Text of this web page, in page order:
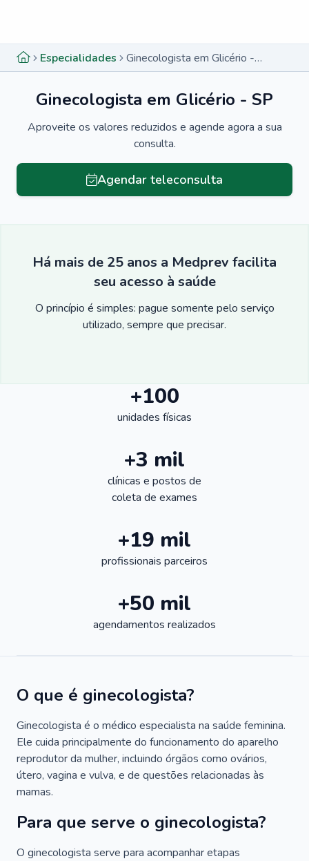
Especialidades Ginecologista em Glicério - SP
Ginecologista em Glicério - SP
Aproveite os valores reduzidos e agende agora a sua
consulta.
Agendar teleconsulta
Há mais de 25 anos a Medprev facilita
seu acesso à saúde
O princípio é simples: pague somente pelo serviço
utilizado, sempre que precisar.
+100
unidades físicas
+3 mil
clínicas e postos de
coleta de exames
+19 mil
profissionais parceiros
+50 mil
agendamentos realizados
O que é ginecologista?
Ginecologista é o médico especialista na saúde feminina.
Ele cuida principalmente do funcionamento do aparelho
reprodutor da mulher, incluindo órgãos como ovários,
útero, vagina e vulva, e de questões relacionadas às
mamas.
Para que serve o ginecologista?
O ginecologista serve para acompanhar etapas